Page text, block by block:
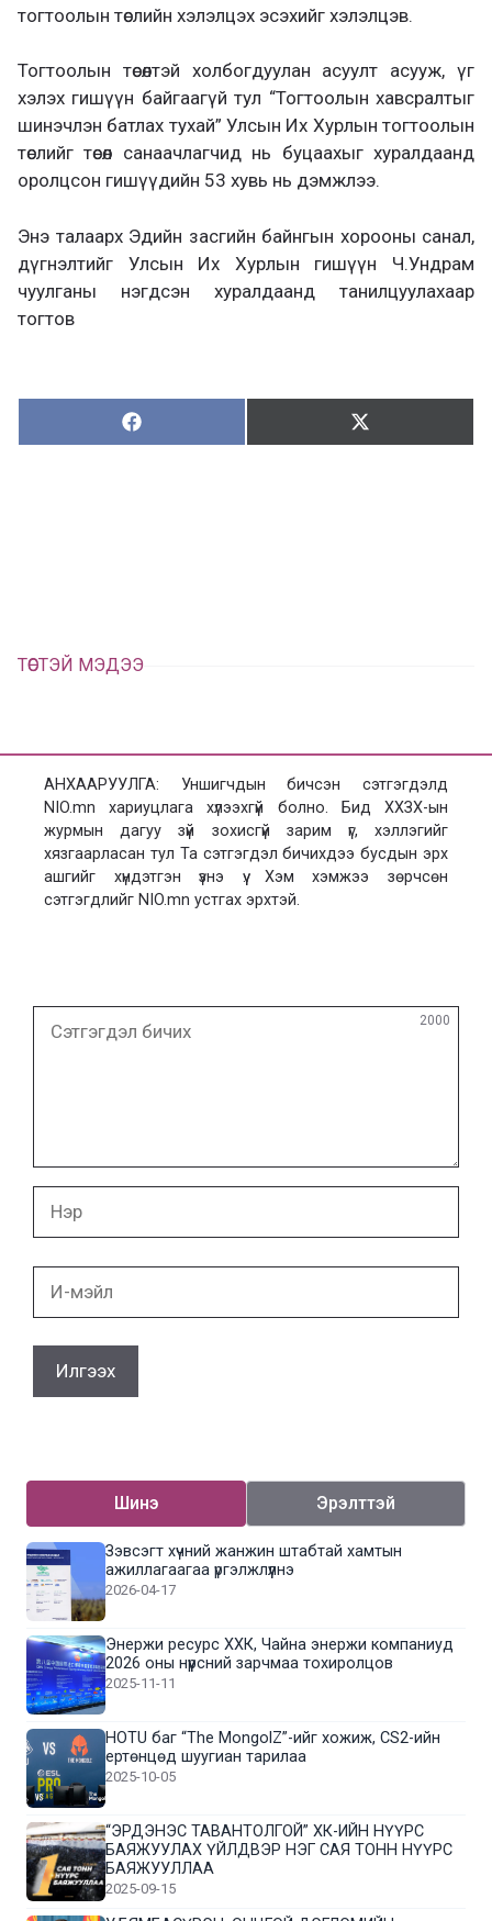
тогтоолын төслийн хэлэлцэх эсэхийг хэлэлцэв.
Тогтоолын төсөлтэй холбогдуулан асуулт асууж, үг
хэлэх гишүүн байгаагүй тул “Тогтоолын хавсралтыг
шинэчлэн батлах тухай” Улсын Их Хурлын тогтоолын
төслийг төсөл санаачлагчид нь буцаахыг хуралдаанд
оролцсон гишүүдийн 53 хувь нь дэмжлээ.
Энэ талаарх Эдийн засгийн байнгын хорооны санал,
дүгнэлтийг Улсын Их Хурлын гишүүн Ч.Ундрам
чуулганы нэгдсэн хуралдаанд танилцуулахаар
тогтов
Хуваалцах:
Х
у
Түгээх:
Т
ү
ТӨСТЭЙ МЭДЭЭ
АНХААРУУЛГА: Уншигчдын бичсэн сэтгэгдэлд
NIO.mn хариуцлага хүлээхгүй болно. Бид ХХЗХ-ын
журмын дагуу зүй зохисгүй зарим үг, хэллэгийг
хязгаарласан тул Та сэтгэгдэл бичихдээ бусдын эрх
ашгийг хүндэтгэн үзнэ үү. Хэм хэмжээ зөрчсөн
сэтгэгдлийг NIO.mn устгах эрхтэй.
2000
мэйл
Шинэ Эрэлттэй
Зэвсэгт хүчний жанжин штабтай хамтын
ажиллагаагаа үргэлжлүүлнэ
2026-04-17
Энержи ресурс ХХК, Чайна энержи компаниуд
2026 оны нүүрсний зарчмаа тохиролцов
2025-11-11
HOTU баг “The MongolZ”-ийг хожиж, CS2-ийн
ертөнцөд шуугиан тарилаа
2025-10-05
“ЭРДЭНЭС ТАВАНТОЛГОЙ” ХК-ИЙН НҮҮРС
БАЯЖУУЛАХ ҮЙЛДВЭР НЭГ САЯ ТОНН НҮҮРС
БАЯЖУУЛЛАА
2025-09-15